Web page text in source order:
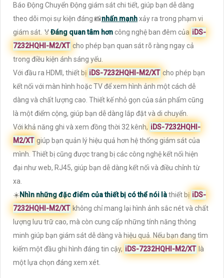
Báo Động Chuyển Động giám sát chi tiết, giúp bạn dễ dàng
theo dõi mọi sự kiện đáng 📸nhấn mạnhxảy ra trong phạm vi
giám sát. ️🏅️Đáng quan tâm hơncông nghệ ban đêm của iDS-
7232HQHI-M2/XT cho phép bạn quan sát rõ ràng ngay cả
trong điều kiện ánh sáng yếu.
Với đầu ra HDMI, thiết bị iDS-7232HQHI-M2/XT cho phép bạn
kết nối với màn hình hoặc TV để xem hình ảnh một cách dễ
dàng và chất lượng cao. Thiết kế nhỏ gọn của sản phẩm cũng
là một điểm cộng, giúp bạn dễ dàng lắp đặt và di chuyển.
Với khả năng ghi và xem đồng thời 32 kênh, iDS-7232HQHI-
M2/XT giúp bạn quản lý hiệu quả hơn hệ thống giám sát của
mình. Thiết bị cũng được trang bị các công nghệ kết nối hiện
đại như web, RJ45, giúp bạn dễ dàng kết nối và điều chỉnh từ
xa.
☀️Nhìn những đặc điểm của thiết bị có thể nói làthiết bị iDS-
7232HQHI-M2/XT không chỉ mang lại hình ảnh sắc nét và chất
lượng lưu trữ cao, mà còn cung cấp những tính năng thông
minh giúp bạn giám sát dễ dàng và hiệu quả. Nếu bạn đang tìm
kiếm một đầu ghi hình đáng tin cậy, iDS-7232HQHI-M2/XT là
một lựa chọn đáng xem xét.